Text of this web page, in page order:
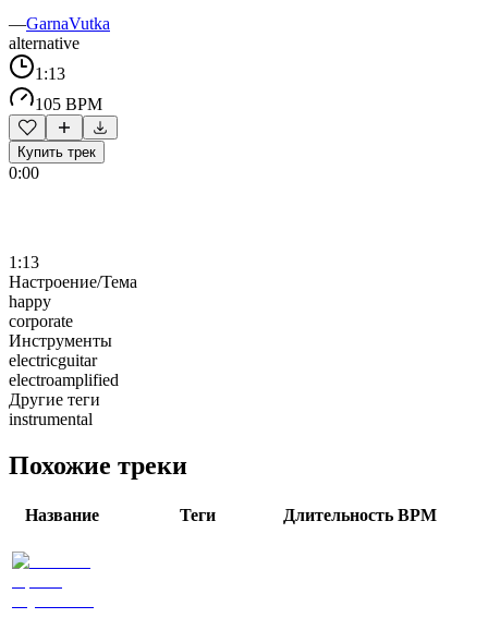
—GarnaVutka
alternative
1:13
105 BPM
Купить трек
0:00
1:13
Настроение/Тема
happy
corporate
Инструменты
electricguitar
electroamplified
Другие теги
instrumental
Похожие треки
Название Теги Длительность BPM